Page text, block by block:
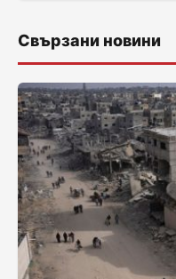
Свързани новини